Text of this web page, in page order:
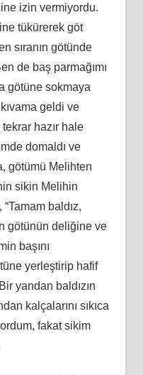
izin vermiyordu.
tükürerek göt
sıranın götünde
de baş parmağımı
götüne sokmaya
geldi ve
tekrar hazır hale
domaldı ve
götümü Melihten
sikin Melihin
baldız,
götünün deliğine ve
başını
yerleştirip hafif
yandan baldızın
kalçalarını sıkıca
fakat sikim